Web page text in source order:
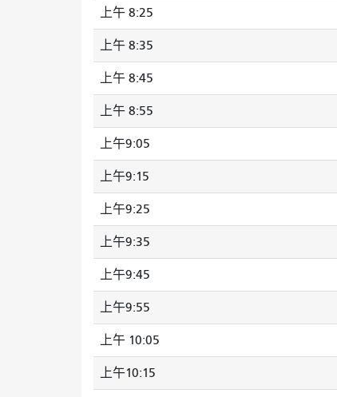
上午 8:25
上午 8:35
上午 8:45
上午 8:55
上午9:05
上午9:15
上午9:25
上午9:35
上午9:45
上午9:55
上午 10:05
上午10:15